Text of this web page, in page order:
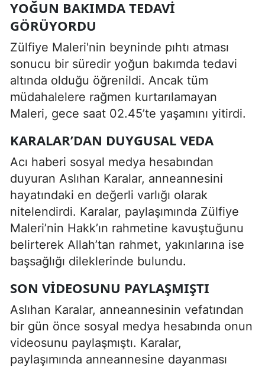
YOĞUN BAKIMDA TEDAVI
GÖRÜYORDU
Zülfiye Maleri'nin beyninde pıhtı atması
sonucu bir süredir yoğun bakımda tedavi
altında olduğu öğrenildi. Ancak tüm
müdahalelere rağmen kurtarılamayan
Maleri, gece saat 02.45’te yaşamını yitirdi.
KARALAR’DAN DUYGUSAL VEDA
Acı haberi sosyal medya hesabından
duyuran Aslıhan Karalar, anneannesini
hayatındaki en değerli varlığı olarak
nitelendirdi. Karalar, paylaşımında Zülfiye
Maleri’nin Hakk’ın rahmetine kavuştuğunu
belirterek Allah’tan rahmet, yakınlarına ise
başsağlığı dileklerinde bulundu.
SON VIDEOSUNU PAYLAŞMIŞTI
Aslıhan Karalar, anneannesinin vefatından
bir gün önce sosyal medya hesabında onun
videosunu paylaşmıştı. Karalar,
paylaşımında anneannesine dayanması